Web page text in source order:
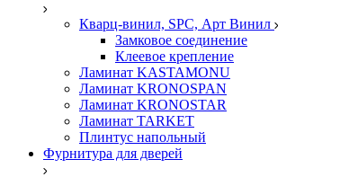
Кварц-винил, SPC, Арт Винил
Замковое соединение
Клеевое крепление
Ламинат KASTAMONU
Ламинат KRONOSPAN
Ламинат KRONOSTAR
Ламинат TARKET
Плинтус напольный
Фурнитура для дверей